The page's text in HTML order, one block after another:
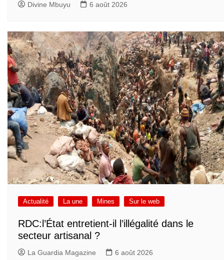
Divine Mbuyu 6 août 2026
Actualité La une Mines Sur le web
RDC:l’État entretient-il l’illégalité dans le
secteur artisanal ?
La Guardia Magazine 6 août 2026